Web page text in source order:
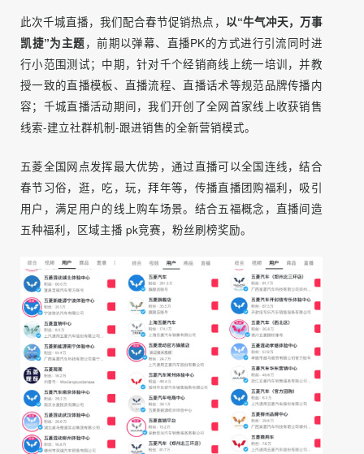
索实际转化率完成升级。
▌策略执行
此次千城直播，我们配合春节促销热点，以“牛气冲天，万事
凯捷”为主题，前期以弹幕、直播PK的方式进行引流同时进
授一致的直播模板、直播流程、直播话术等规范品牌传播内
容；千城直播活动期间，我们开创了全网首家线上收获销售
线索-建立社群机制-跟进销售的全新营销模式。
五菱全国网点发挥最大优势，通过直播可以全国连线，结合
春节习俗，逛，吃，玩，拜年等，传播直播团购福利，吸引
用户，满足用户的线上购车场景。结合五福概念，直播间造
五种福利，区域主播 pk竞赛，粉丝刷榜奖励。